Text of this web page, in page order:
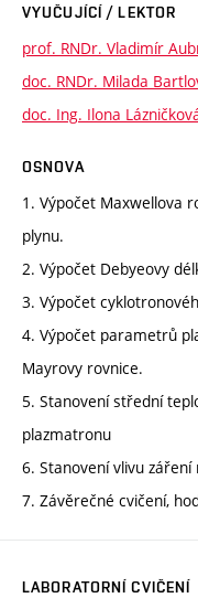
VYUČUJÍCÍ / LEKTOR
prof. RNDr. Vladimír
doc. RNDr. Milada
doc. Ing. Ilona
OSNOVA
1. Výpočet Maxwellova
plynu.
2. Výpočet Debyeovy
3. Výpočet
4. Výpočet parametrů
Mayrovy rovnice.
5. Stanovení střední
plazmatronu
6. Stanovení vlivu
7. Závěrečné cvičení,
LABORATORNÍ CVIČENÍ